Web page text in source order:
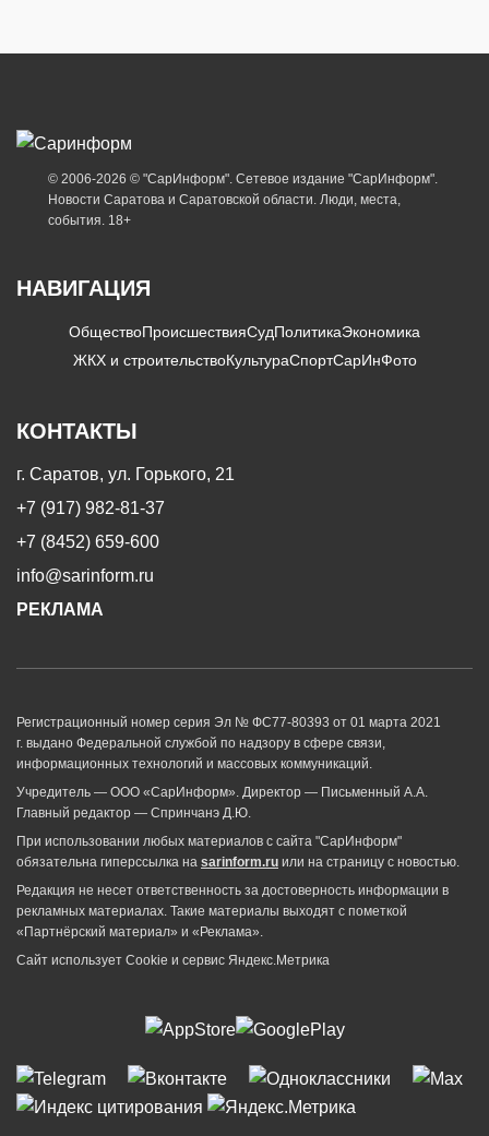
© 2006-2026 © "СарИнформ". Сетевое издание "СарИнформ".
Новости Саратова и Саратовской области. Люди, места,
события. 18+
НАВИГАЦИЯ
ОбществоПроисшествияСудПолитикаЭкономика
ЖКХ и строительствоКультураСпортСарИнФото
КОНТАКТЫ
г. Саратов, ул. Горького, 21
+7 (917) 982-81-37
+7 (8452) 659-600
info@sarinform.ru
РЕКЛАМА
Регистрационный номер серия Эл № ФС77-80393 от 01 марта 2021
г. выдано Федеральной службой по надзору в сфере связи,
информационных технологий и массовых коммуникаций.
Учредитель — ООО «СарИнформ». Директор — Письменный А.А.
Главный редактор — Спринчанэ Д.Ю.
При использовании любых материалов с сайта "СарИнформ"
обязательна гиперссылка на sarinform.ru или на страницу с новостью.
Редакция не несет ответственность за достоверность информации в
рекламных материалах. Такие материалы выходят с пометкой
«Партнёрский материал» и «Реклама».
Сайт использует Cookie и сервиc Яндекс.Метрика